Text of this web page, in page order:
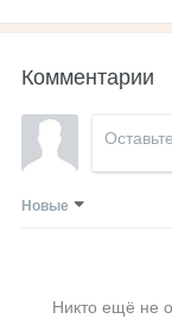
Комментарии
Новые
Никто ещё не